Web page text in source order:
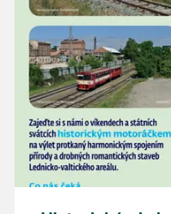
21:00 - večerní
K tanci a poslechu
Lanžhotčané.
Těšíme se na Vás!